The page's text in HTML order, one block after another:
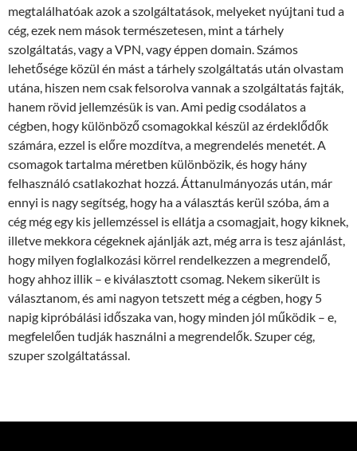
megtalálhatóak azok a szolgáltatások, melyeket nyújtani tud a
cég, ezek nem mások természetesen, mint a tárhely
szolgáltatás, vagy a VPN, vagy éppen domain. Számos
lehetősége közül én mást a tárhely szolgáltatás után olvastam
utána, hiszen nem csak felsorolva vannak a szolgáltatás fajták,
hanem rövid jellemzésük is van. Ami pedig csodálatos a
cégben, hogy különböző csomagokkal készül az érdeklődők
számára, ezzel is előre mozdítva, a megrendelés menetét. A
csomagok tartalma méretben különbözik, és hogy hány
felhasználó csatlakozhat hozzá. Áttanulmányozás után, már
ennyi is nagy segítség, hogy ha a választás kerül szóba, ám a
cég még egy kis jellemzéssel is ellátja a csomagjait, hogy kiknek,
illetve mekkora cégeknek ajánlják azt, még arra is tesz ajánlást,
hogy milyen foglalkozási körrel rendelkezzen a megrendelő,
hogy ahhoz illik – e kiválasztott csomag. Nekem sikerült is
választanom, és ami nagyon tetszett még a cégben, hogy 5
napig kipróbálási időszaka van, hogy minden jól működik – e,
megfelelően tudják használni a megrendelők. Szuper cég,
szuper szolgáltatással.